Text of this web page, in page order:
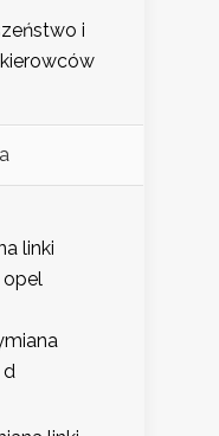
i
linki
opel
d